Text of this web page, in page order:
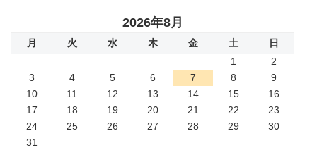
2026年8月
月 火 水 木 金 土
日
1
2
3
4 5 6 7 8
9
10
11 12 13 14 15
16
17
18 19 20 21 22
23
24
25 26 27 28 29
30
31